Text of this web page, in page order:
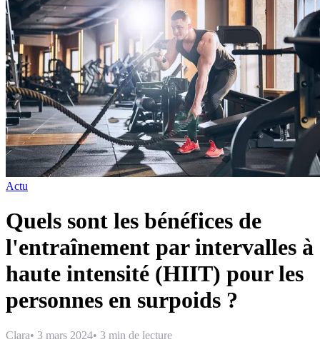
Actu
Quels sont les bénéfices de
l'entraînement par intervalles à
haute intensité (HIIT) pour les
personnes en surpoids ?
Clara• 3 mars 2024• 3 min de lecture